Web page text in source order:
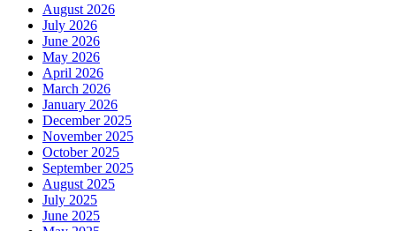
August 2026
July 2026
June 2026
May 2026
April 2026
March 2026
January 2026
December 2025
November 2025
October 2025
September 2025
August 2025
July 2025
June 2025